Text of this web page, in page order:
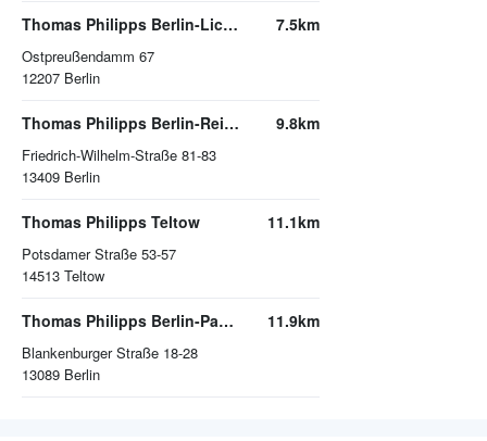
Thomas Philipps Berlin-Lichterfelde
Ostpreußendamm 67
12207 Berlin
7.5km
Thomas Philipps Berlin-Reinickendorf
Friedrich-Wilhelm-Straße 81-83
13409 Berlin
9.8km
Thomas Philipps Teltow
Potsdamer Straße 53-57
14513 Teltow
11.1km
Thomas Philipps Berlin-Pankow
Blankenburger Straße 18-28
13089 Berlin
11.9km